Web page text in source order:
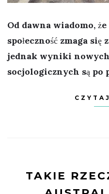
Od dawna wiadomo,
społeczność zmaga
jednak wyniki nowych
socjologicznych są po
TAKIE